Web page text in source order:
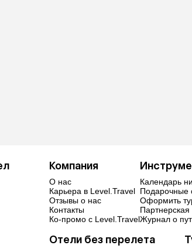
Компания
О нас
Карьера в Level.Travel
Отзывы о нас
Контакты
Ко-промо с Level.Travel
Календарь
Подарочные
Оформить
Журнал о
Отели без перелета